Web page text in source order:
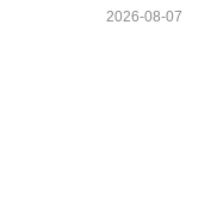
2026-08-07